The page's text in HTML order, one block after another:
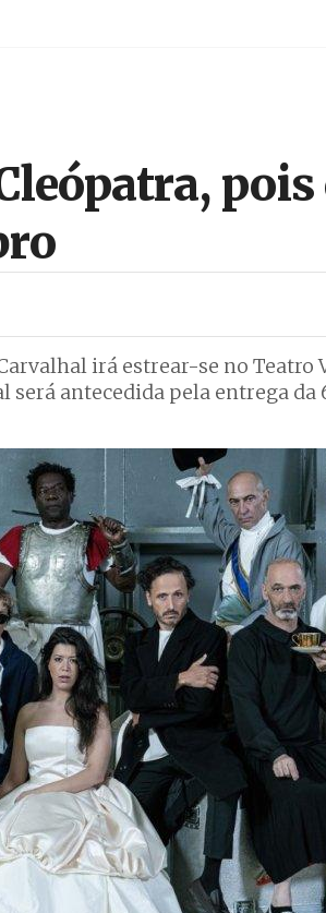
irá estrear-se no Teatro
será antecedida pela entrega da